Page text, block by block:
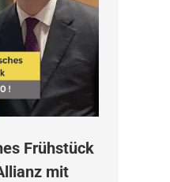
Frühstück
mit